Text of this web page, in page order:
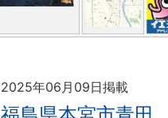
2025年06月09日掲載